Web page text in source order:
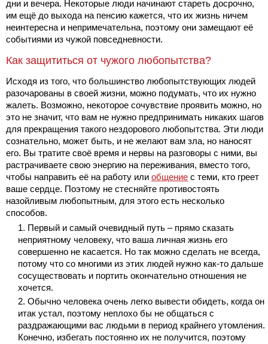
дни и вечера. Некоторые люди начинают стареть досрочно,
им ещё до выхода на пенсию кажется, что их жизнь ничем
неинтересна и непримечательна, поэтому они замещают её
событиями из чужой повседневности.
Как защититься от чужого любопытства?
Исходя из того, что большинство любопытствующих людей
разочарованы в своей жизни, можно подумать, что их нужно
жалеть. Возможно, некоторое сочувствие проявить можно, но
это не значит, что вам не нужно предпринимать никаких шагов
для прекращения такого нездорового любопытства. Эти люди
сознательно, может быть, и не желают вам зла, но наносят
его. Вы тратите своё время и нервы на разговоры с ними, вы
растрачиваете свою энергию на переживания, вместо того,
чтобы направить её на работу или общение с теми, кто греет
ваше сердце. Поэтому не стесняйте противостоять
назойливым любопытным, для этого есть несколько
способов.
Первый и самый очевидный путь – прямо сказать
неприятному человеку, что ваша личная жизнь его
совершенно не касается. Но так можно сделать не всегда,
потому что со многими из этих людей нужно как-то дальше
сосуществовать и портить окончательно отношения не
хочется.
Обычно человека очень легко вывести обидеть, когда он
итак устал, поэтому неплохо бы не общаться с
раздражающими вас людьми в период крайнего утомления.
Конечно, избегать постоянно их не получится, поэтому